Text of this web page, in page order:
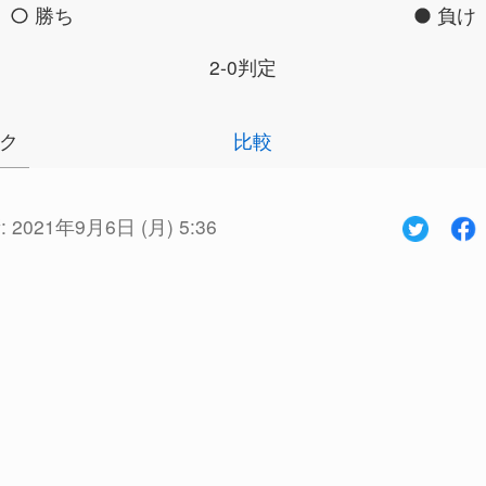
勝ち
負け
2-0判定
比較
2021年9月6日 (月) 5:36